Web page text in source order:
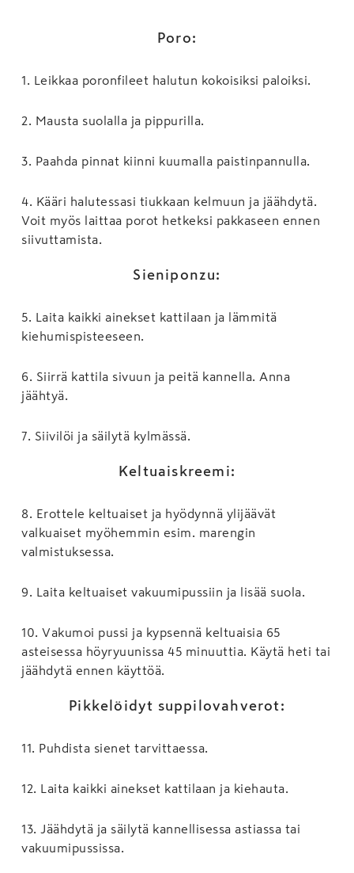
Poro:
1 Leikkaa poronfileet halutun kokoisiksi paloiksi.
2 Mausta suolalla ja pippurilla.
3 Paahda pinnat kiinni kuumalla paistinpannulla.
4
Kääri halutessasi tiukkaan kelmuun ja jäähdytä.
Voit myös laittaa porot hetkeksi pakkaseen ennen
siivuttamista.
Sieniponzu:
5
Laita kaikki ainekset kattilaan ja lämmitä
kiehumispisteeseen.
6
Siirrä kattila sivuun ja peitä kannella. Anna
jäähtyä.
7 Siivilöi ja säilytä kylmässä.
Keltuaiskreemi:
8
Erottele keltuaiset ja hyödynnä ylijäävät
valkuaiset myöhemmin esim. marengin
valmistuksessa.
9 Laita keltuaiset vakuumipussiin ja lisää suola.
10
Vakumoi pussi ja kypsennä keltuaisia 65
asteisessa höyryuunissa 45 minuuttia. Käytä heti tai
jäähdytä ennen käyttöä.
Pikkelöidyt suppilovahverot:
11 Puhdista sienet tarvittaessa.
12 Laita kaikki ainekset kattilaan ja kiehauta.
13
Jäähdytä ja säilytä kannellisessa astiassa tai
vakuumipussissa.